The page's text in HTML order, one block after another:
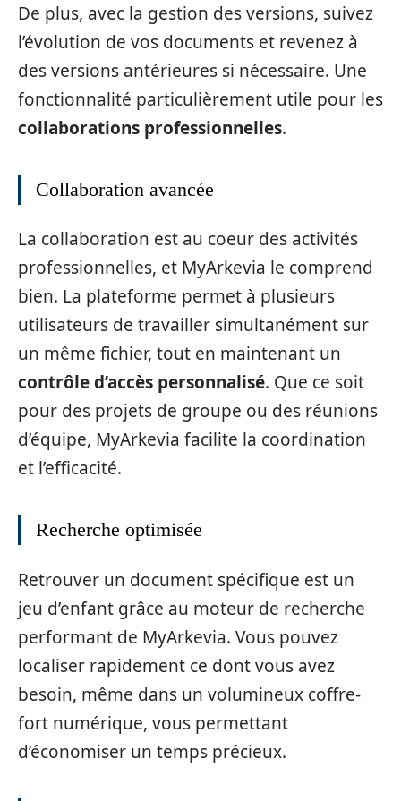
De plus, avec la gestion des versions, suivez
l’évolution de vos documents et revenez à
des versions antérieures si nécessaire. Une
fonctionnalité particulièrement utile pour les
collaborations professionnelles.
Collaboration avancée
La collaboration est au coeur des activités
professionnelles, et MyArkevia le comprend
bien. La plateforme permet à plusieurs
utilisateurs de travailler simultanément sur
un même fichier, tout en maintenant un
contrôle d’accès personnalisé. Que ce soit
pour des projets de groupe ou des réunions
d’équipe, MyArkevia facilite la coordination
et l’efficacité.
Recherche optimisée
Retrouver un document spécifique est un
jeu d’enfant grâce au moteur de recherche
performant de MyArkevia. Vous pouvez
localiser rapidement ce dont vous avez
besoin, même dans un volumineux coffre-
fort numérique, vous permettant
d’économiser un temps précieux.